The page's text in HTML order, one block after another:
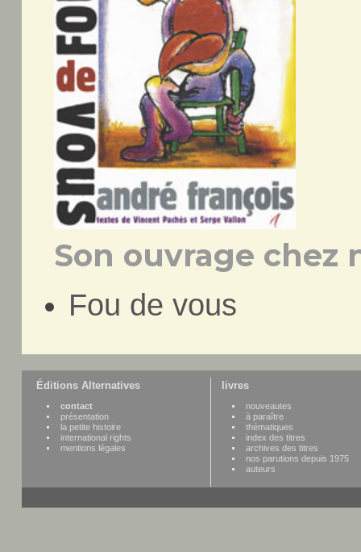
Son ouvrage chez
Fou de vous
Éditions Alternatives
contact
présentation
la petite histoire
international rights
mentions légales
livres
nouveautes
à paraître
thématiques
index des titres
archives des titres
nos parutions depuis 1975
auteurs